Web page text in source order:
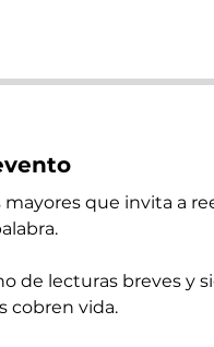
mayores que invita a
de lecturas breves y
cobren vida.